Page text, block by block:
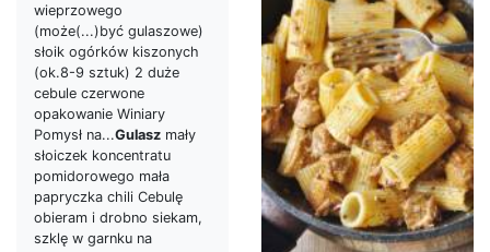
wieprzowego
(może(...)być gulaszowe)
słoik ogórków kiszonych
(ok.8-9 sztuk) 2 duże
cebule czerwone
opakowanie Winiary
Pomysł na...Gulasz mały
słoiczek koncentratu
pomidorowego mała
papryczka chili Cebulę
obieram i drobno siekam,
szklę w garnku na